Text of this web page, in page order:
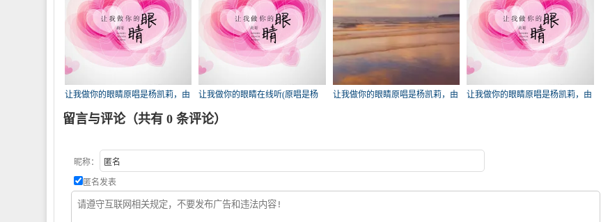
让我做你的眼睛原唱是杨凯莉，由
℡阿叼翻唱(播放:64)
让我做你的眼睛在线听(原唱是杨
凯莉)，。演唱点播:55次
让我做你的眼睛原唱是杨凯莉，由
让我做你的眼睛原唱是杨凯莉，由
留言与评论（共有 0 条评论）
昵称：
匿名发表